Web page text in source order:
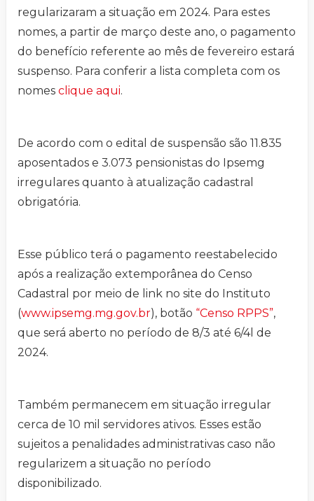
regularizaram a situação em 2024. Para estes
nomes, a partir de março deste ano, o pagamento
do benefício referente ao mês de fevereiro estará
suspenso. Para conferir a lista completa com os
nomes clique aqui.
De acordo com o edital de suspensão são 11.835
aposentados e 3.073 pensionistas do Ipsemg
irregulares quanto à atualização cadastral
obrigatória.
Esse público terá o pagamento reestabelecido
após a realização extemporânea do Censo
Cadastral por meio de link no site do Instituto
(www.ipsemg.mg.gov.br), botão “Censo RPPS”,
que será aberto no período de 8/3 até 6/4l de
2024.
Também permanecem em situação irregular
cerca de 10 mil servidores ativos. Esses estão
sujeitos a penalidades administrativas caso não
regularizem a situação no período
disponibilizado.